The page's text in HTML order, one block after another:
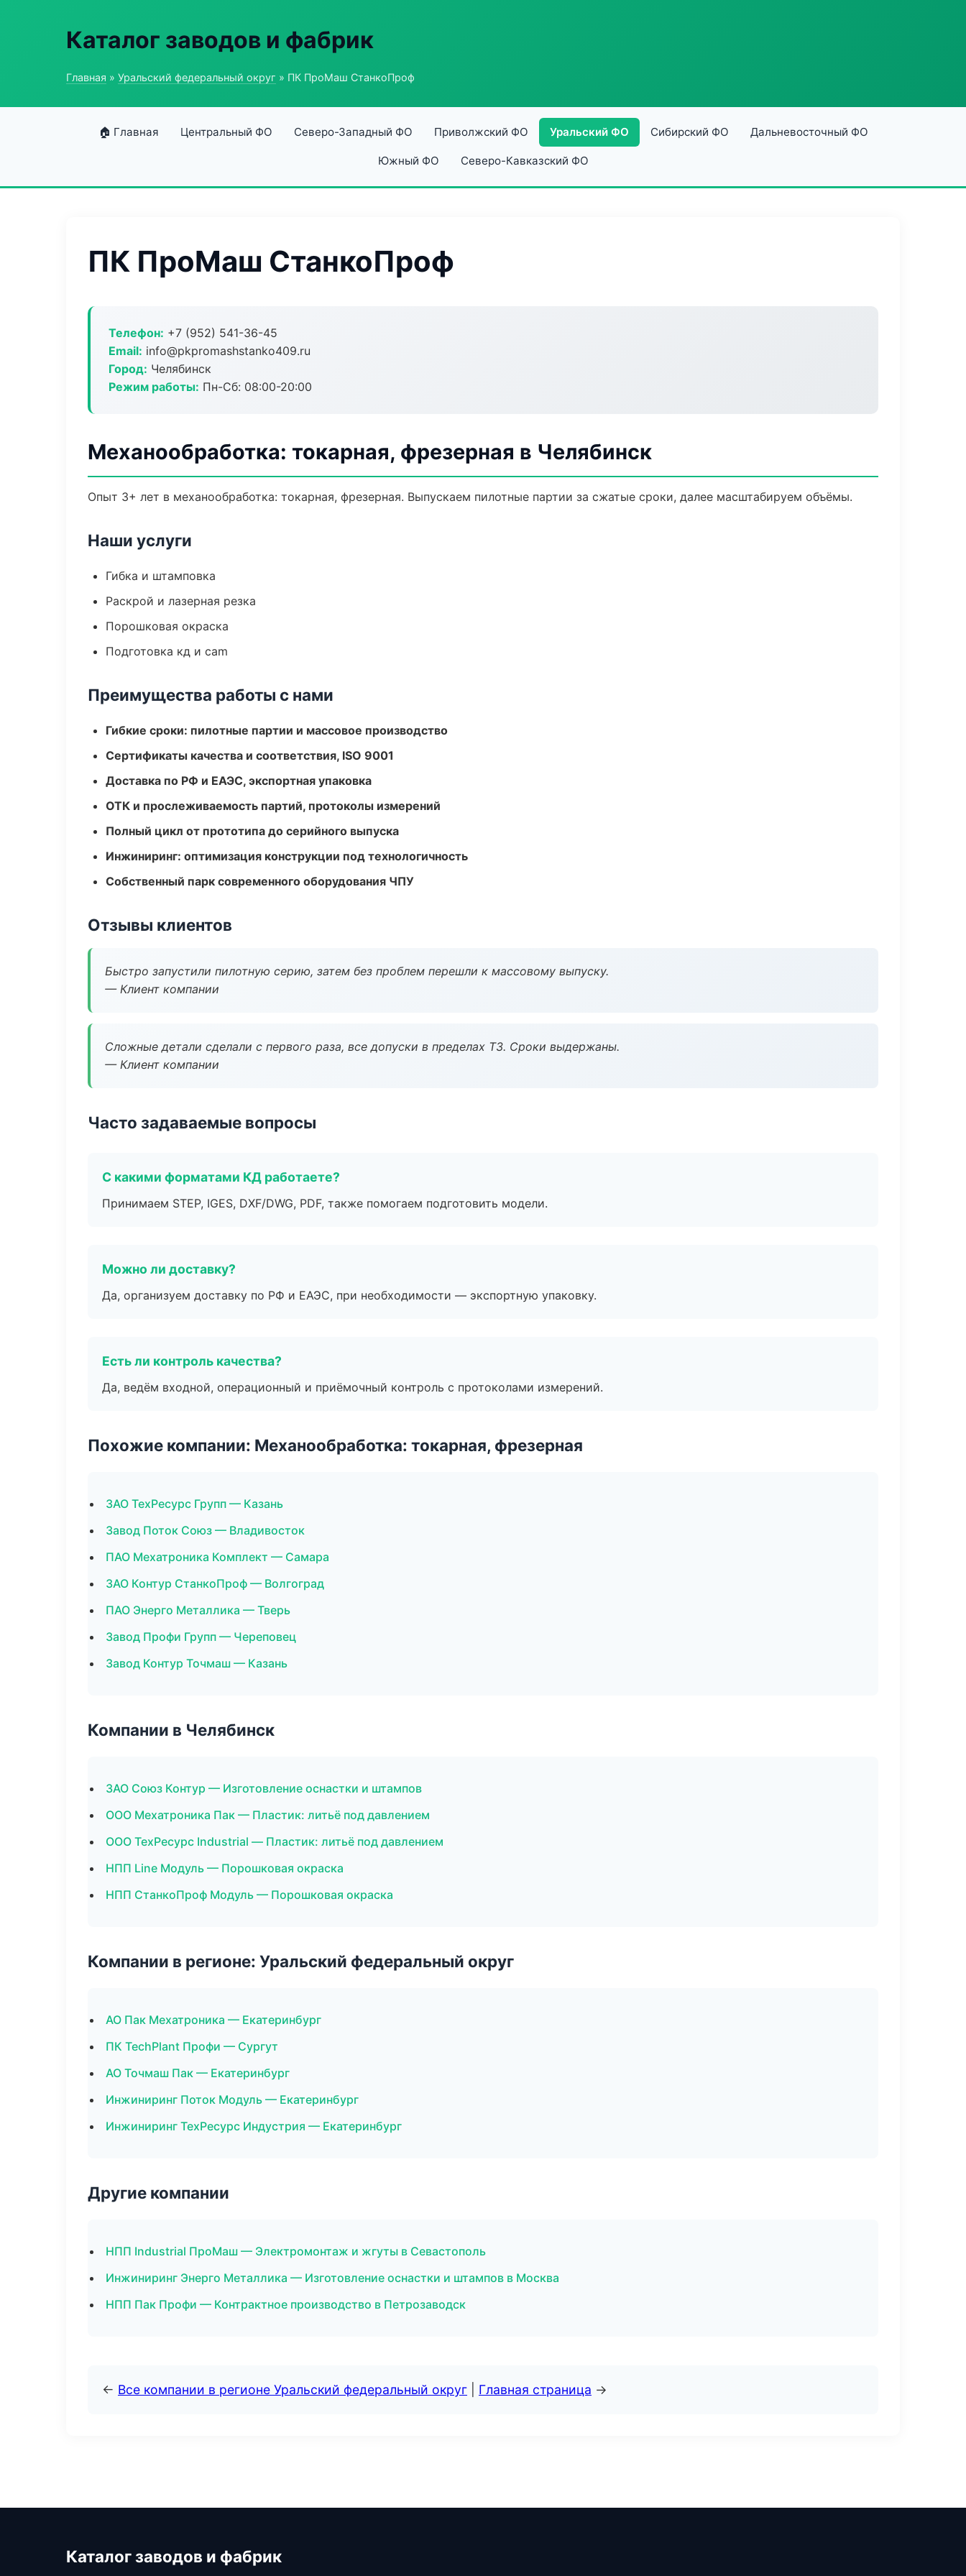
Каталог заводов и фабрик
Главная » Уральский федеральный округ » ПК ПроМаш СтанкоПроф
🏠 Главная Центральный ФО Северо-Западный ФО Приволжский ФО Уральский ФО Сибирский ФО Дальневосточный ФО
Южный ФО Северо-Кавказский ФО
ПК ПроМаш СтанкоПроф
Телефон: +7 (952) 541-36-45
Email: info@pkpromashstanko409.ru
Город: Челябинск
Режим работы: Пн-Сб: 08:00-20:00
Механообработка: токарная, фрезерная в Челябинск
Опыт 3+ лет в механообработка: токарная, фрезерная. Выпускаем пилотные партии за сжатые сроки, далее масштабируем объёмы.
Наши услуги
Гибка и штамповка
Раскрой и лазерная резка
Порошковая окраска
Подготовка кд и cam
Преимущества работы с нами
Гибкие сроки: пилотные партии и массовое производство
Сертификаты качества и соответствия, ISO 9001
Доставка по РФ и ЕАЭС, экспортная упаковка
ОТК и прослеживаемость партий, протоколы измерений
Полный цикл от прототипа до серийного выпуска
Инжиниринг: оптимизация конструкции под технологичность
Собственный парк современного оборудования ЧПУ
Отзывы клиентов
Быстро запустили пилотную серию, затем без проблем перешли к массовому выпуску.
— Клиент компании
Сложные детали сделали с первого раза, все допуски в пределах ТЗ. Сроки выдержаны.
— Клиент компании
Часто задаваемые вопросы
С какими форматами КД работаете?
Принимаем STEP, IGES, DXF/DWG, PDF, также помогаем подготовить модели.
Можно ли доставку?
Да, организуем доставку по РФ и ЕАЭС, при необходимости — экспортную упаковку.
Есть ли контроль качества?
Да, ведём входной, операционный и приёмочный контроль с протоколами измерений.
Похожие компании: Механообработка: токарная, фрезерная
ЗАО ТехРесурс Групп — Казань
Завод Поток Союз — Владивосток
ПАО Мехатроника Комплект — Самара
ЗАО Контур СтанкоПроф — Волгоград
ПАО Энерго Металлика — Тверь
Завод Профи Групп — Череповец
Завод Контур Точмаш — Казань
Компании в Челябинск
ЗАО Союз Контур — Изготовление оснастки и штампов
ООО Мехатроника Пак — Пластик: литьё под давлением
ООО ТехРесурс Industrial — Пластик: литьё под давлением
НПП Line Модуль — Порошковая окраска
НПП СтанкоПроф Модуль — Порошковая окраска
Компании в регионе: Уральский федеральный округ
АО Пак Мехатроника — Екатеринбург
ПК TechPlant Профи — Сургут
АО Точмаш Пак — Екатеринбург
Инжиниринг Поток Модуль — Екатеринбург
Инжиниринг ТехРесурс Индустрия — Екатеринбург
Другие компании
НПП Industrial ПроМаш — Электромонтаж и жгуты в Севастополь
Инжиниринг Энерго Металлика — Изготовление оснастки и штампов в Москва
НПП Пак Профи — Контрактное производство в Петрозаводск
← Все компании в регионе Уральский федеральный округ Главная страница →
Каталог заводов и фабрик